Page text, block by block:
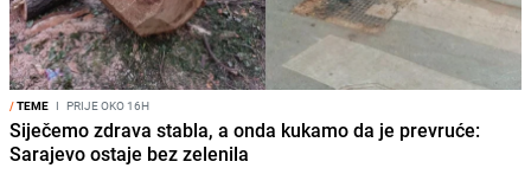
/TEME I PRIJE OKO 16H
Siječemo zdrava stabla, a onda kukamo da je prevruće:
Sarajevo ostaje bez zelenila